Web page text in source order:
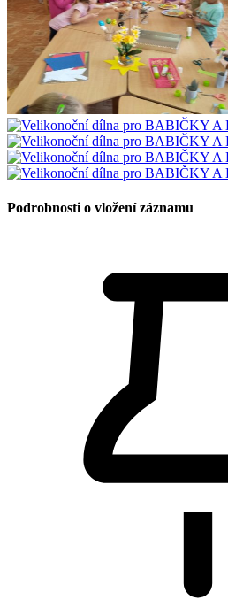
Podrobnosti o vložení záznamu